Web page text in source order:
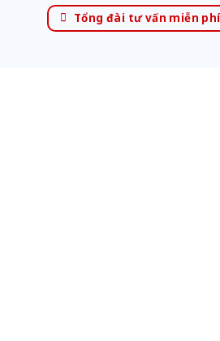
Tổng đài tư vấn miễn